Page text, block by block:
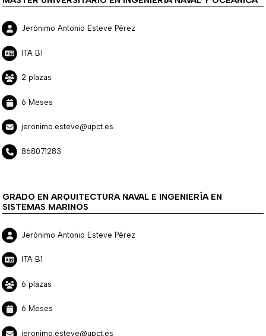
Jerónimo Antonio Esteve Pérez
ITA B1
2 plazas
6 Meses
jeronimo.esteve@upct.es
868071283
GRADO EN ARQUITECTURA NAVAL E INGENIERÍA EN
SISTEMAS MARINOS
Jerónimo Antonio Esteve Pérez
ITA B1
6 plazas
6 Meses
jeronimo.esteve@upct.es